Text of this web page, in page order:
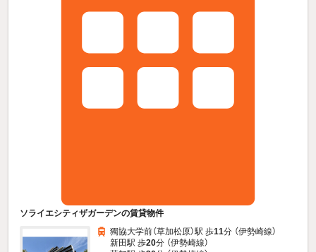
ソライエシティザガーデンの賃貸物件
獨協大学前（草加松原）駅 歩11分 （伊勢崎線）
新田駅 歩20分 （伊勢崎線）